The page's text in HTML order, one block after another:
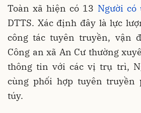
Toàn xã hiện có 13 Người có
DTTS. Xác định đây là lực
công tác tuyên truyền, vận
Công an xã An Cư thường
thông tin với các vị trụ trì,
cùng phối hợp tuyên truyền
túy.